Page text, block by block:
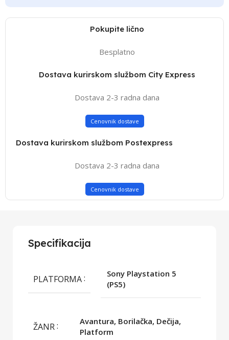
Pokupite lično
Besplatno
Dostava kurirskom službom City Express
Dostava 2-3 radna dana
Cenovnik dostave
Dostava kurirskom službom Postexpress
Dostava 2-3 radna dana
Cenovnik dostave
Specifikacija
PLATFORMA
Sony Playstation 5
(PS5)
ŽANR
Avantura, Borilačka, Dečija,
Platform